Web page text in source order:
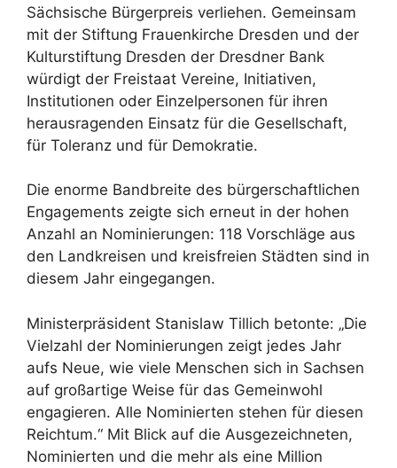
Sächsische Bürgerpreis verliehen. Gemeinsam
mit der Stiftung Frauenkirche Dresden und der
Kulturstiftung Dresden der Dresdner Bank
würdigt der Freistaat Vereine, Initiativen,
Institutionen oder Einzelpersonen für ihren
herausragenden Einsatz für die Gesellschaft,
für Toleranz und für Demokratie.
Die enorme Bandbreite des bürgerschaftlichen
Engagements zeigte sich erneut in der hohen
Anzahl an Nominierungen: 118 Vorschläge aus
den Landkreisen und kreisfreien Städten sind in
diesem Jahr eingegangen.
Ministerpräsident Stanislaw Tillich betonte: „Die
Vielzahl der Nominierungen zeigt jedes Jahr
aufs Neue, wie viele Menschen sich in Sachsen
auf großartige Weise für das Gemeinwohl
engagieren. Alle Nominierten stehen für diesen
Reichtum.“ Mit Blick auf die Ausgezeichneten,
Nominierten und die mehr als eine Million